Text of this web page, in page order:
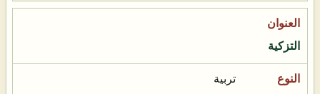
التزكية
تربية